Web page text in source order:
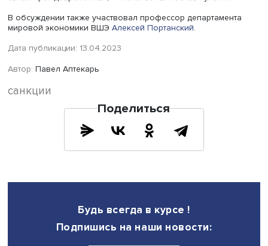
переработки, необходимости менять маршруты
вкупе с ограничением числа поставщиков и переходом
возобновляемые источники энергии повышает роль
десятилетия придется жить Европе, и они разгоняют
Действия западных добывающих и энергетических
в ряде стран снизили доверие к ним как к партнерам по
бизнесу и привели к стремлению некоторых государств,
например Китая, создавать компании, которые
ресурсы от их добычи в скважине до поступления к
надежду, что такие центры будут формироваться и в
Последствия волатильности цен на энергоресурсы,
создания систем контроля за ценами, по мнению
затруднят работу ряда отраслей мировой экономики, в